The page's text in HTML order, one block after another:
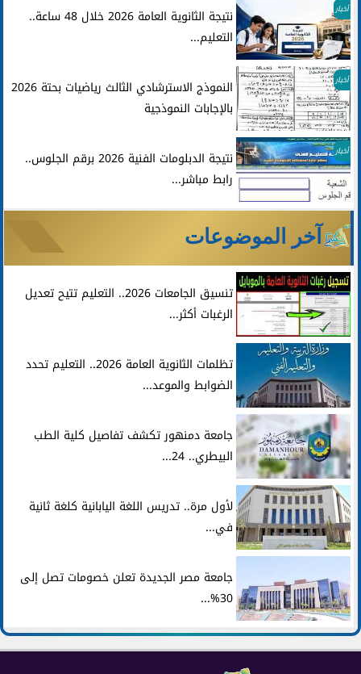
أخبار
نتيجة الثانوية العامة 2026 خلال 48 ساعة..
التعليم...
أخبار
النموذج الاسترشادي الثالث رياضيات بحتة 2026
بالإجابات النموذجية
أخبار
نتيجة الدبلومات الفنية 2026 برقم الجلوس..
رابط مباشر...
آخر الموضوعات
تنسيق الجامعات 2026.. التعليم تتيح تعديل
الرغبات أكثر...
تظلمات الثانوية العامة 2026.. التعليم تحدد
الضوابط والموعد...
جامعة دمنهور تكشف تفاصيل كلية الطب
البيطري.. 24...
لأول مرة.. تدريس اللغة اليابانية كلغة ثانية
في...
جامعة مصر الجديدة تعلن خصومات تصل إلى
30%...